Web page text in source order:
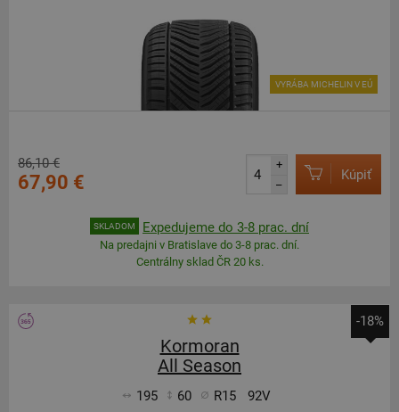
VYRÁBA MICHELIN V EÚ
86,10 €
67,90 €
+
–
Kúpiť
SKLADOM Expedujeme do 3-8 prac. dní
Na predajni v Bratislave do 3-8 prac. dní.
Centrálny sklad ČR 20 ks.
-18%
Kormoran
All Season
195 60 R15 92V